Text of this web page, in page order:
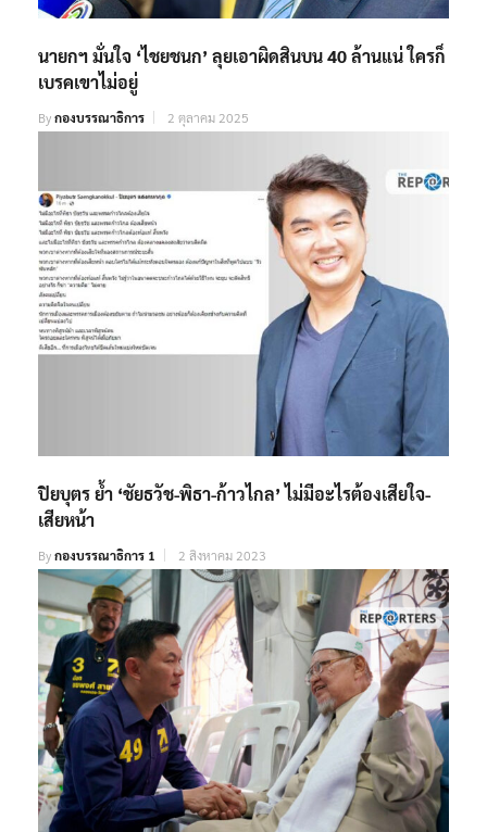
นายกฯ มั่นใจ ‘ไชยชนก’ ลุยเอาผิดสินบน 40 ล้านแน่ ใครก็
เบรคเขาไม่อยู่
Byกองบรรณาธิการ 2 ตุลาคม 2025
ปิยบุตร ย้ำ ‘ชัยธวัช-พิธา-ก้าวไกล’ ไม่มีอะไรต้องเสียใจ-
เสียหน้า
Byกองบรรณาธิการ 1 2 สิงหาคม 2023